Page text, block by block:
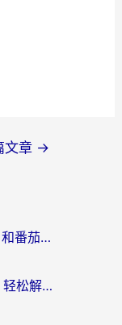
文章 →
海外党必看：迅游VPN好用吗？和番茄加速器VPN对比哪个回国效果更好？
海外党必看：如何选对cn vpn，轻松解锁国内影音游戏？